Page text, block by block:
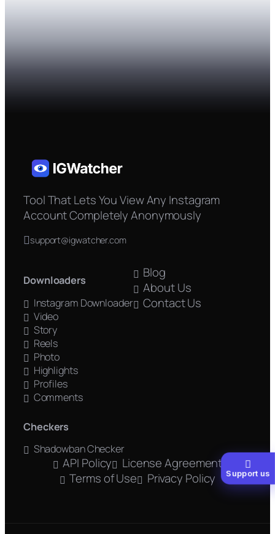
Tool That Lets You View Any Instagram
Account Completely Anonymously
support@igwatcher.com
Downloaders
Instagram Downloader
Video
Story
Reels
Photo
Highlights
Profiles
Comments
Checkers
Shadowban Checker
Blog
About Us
Contact Us
API Policy
License Agreement
Terms of Use
Privacy Policy Support us